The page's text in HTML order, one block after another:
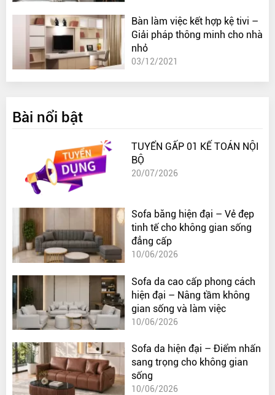
Bàn làm việc kết hợp kệ tivi –
Giải pháp thông minh cho nhà
nhỏ
03/12/2021
Bài nổi bật
TUYỂN GẤP 01 KẾ TOÁN NỘI
BỘ
20/07/2026
Sofa băng hiện đại – Vẻ đẹp
tinh tế cho không gian sống
đẳng cấp
10/06/2026
Sofa da cao cấp phong cách
hiện đại – Nâng tầm không
gian sống và làm việc
10/06/2026
Sofa da hiện đại – Điểm nhấn
sang trọng cho không gian
sống
10/06/2026